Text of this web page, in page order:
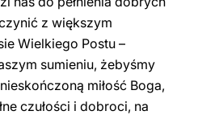
z większym
Wielkiego Postu –
sumieniu, żebyśmy
miłość Boga,
czułości i dobroci, na